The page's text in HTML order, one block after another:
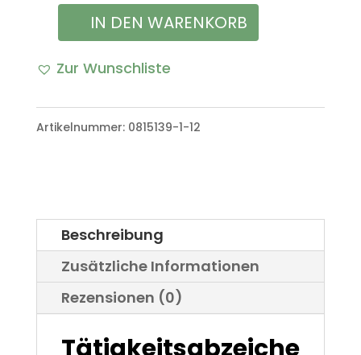
Tätigkeitsabzeichen
Militärgeographisches
in
IN DEN WARENKORB
Zur Wunschliste
l
r
n
Artikelnummer: 0815139-1-12
Beschreibung
Zusätzliche Informationen
Rezensionen (0)
Tätigkeitsabzeiche